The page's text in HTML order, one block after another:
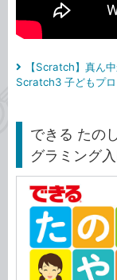
【Scratch】真ん
Scratch3 子どもプロ
できる たの
グラミング